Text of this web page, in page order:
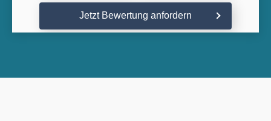
Jetzt Bewertung anfordern